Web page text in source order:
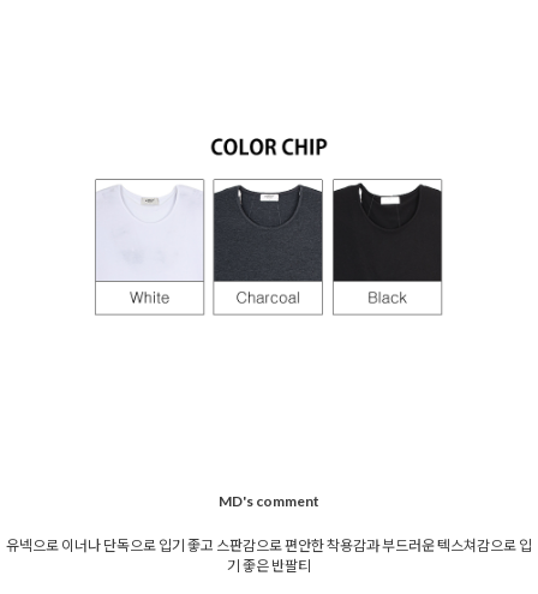
MD's comment
유넥으로 이너나 단독으로 입기 좋고 스판감으로 편안한 착용감과 부드러운 텍스쳐감으로 입
기 좋은 반팔티